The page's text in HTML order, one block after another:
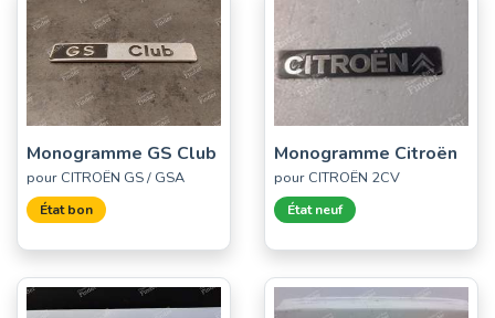
Monogramme GS Club
pour CITROËN GS / GSA
État bon
Monogramme Citroën
pour CITROËN 2CV
État neuf